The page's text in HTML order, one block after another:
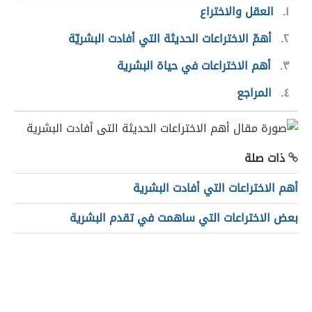
١
العقل والاختراع
٢ أهمّ الاختراعات الحديثة التي أفادت البشريّة
٣ أهم الاختراعات في حياة البشرية
٤
المراجع
ذات صلة
أهم الاختراعات التي أفادت البشرية
بعض الاختراعات التي ساهمت في تقدم البشرية